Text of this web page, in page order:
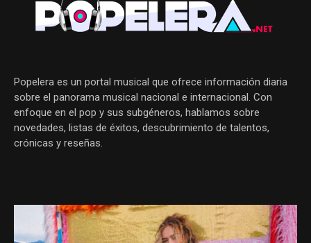
Popelera es un portal musical que ofrece información diaria
sobre el panorama musical nacional e internacional. Con
enfoque en el pop y sus subgéneros, hablamos sobre
novedades, listas de éxitos, descubrimiento de talentos,
crónicas y reseñas.